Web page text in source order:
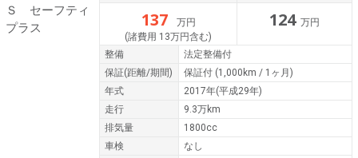
137
万円
(諸費用 13万円含む)
124 万円
整備
法定整備付
保証(距離/期間) 保証付 (1,000km / 1ヶ月)
年式
2017年(平成29年)
走行
9.3万km
排気量
1800cc
車検
なし